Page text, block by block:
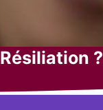
Résiliation ?